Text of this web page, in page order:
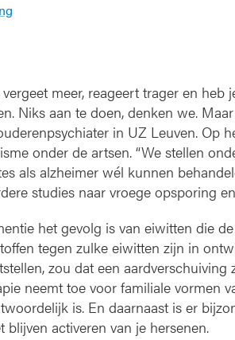
meer, reageert trager en heb
Niks aan te doen, denken we.
in UZ Leuven. Op
onder de artsen. “We stellen
als alzheimer wél kunnen
studies naar vroege opsporing
het gevolg is van eiwitten die
tegen zulke eiwitten zijn in
zou dat een aardverschuiving
neemt toe voor familiale vormen
is. En daarnaast is er
blijven activeren van je hersenen.